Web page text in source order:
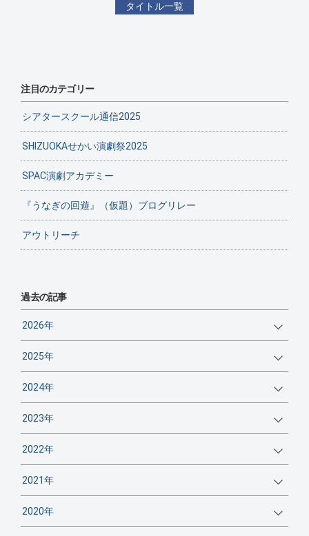
タイトル一覧
注目のカテゴリー
シアタースクール通信2025
SHIZUOKAせかい演劇祭2025
SPAC演劇アカデミー
『うなぎの回遊』（仮題）ブログリレー
アウトリーチ
過去の記事
2026年
2025年
2024年
2023年
2022年
2021年
2020年